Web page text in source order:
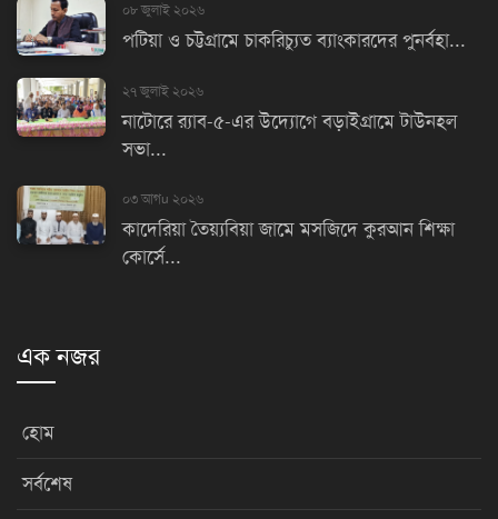
০৮ জুলাই ২০২৬
পটিয়া ও চট্টগ্রামে চাকরিচ্যুত ব্যাংকারদের পুনর্বহা...
২৭ জুলাই ২০২৬
নাটোরে র‌্যাব-৫-এর উদ্যোগে বড়াইগ্রামে টাউনহল
সভা...
০৩ আগu ২০২৬
কাদেরিয়া তৈয়্যবিয়া জামে মসজিদে কুরআন শিক্ষা
কোর্সে...
এক নজর
হোম
সর্বশেষ